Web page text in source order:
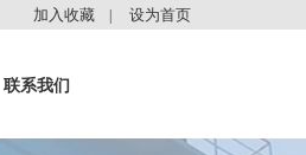
加入收藏 设为首页
联系我们